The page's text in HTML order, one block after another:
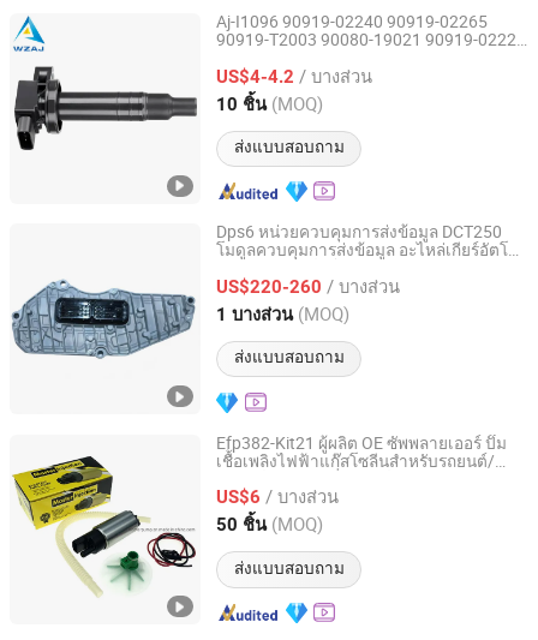
รถยนต์ ชิ้นส่วนรถยนต์ ล้อ
อัลลอยด์ ริมล้อ อลูมิเนียม
2022-2026
3.5'08-11 ที่ OEM 19010-
Aj-I1096 90919-02240 90919-02265
90919-T2003 90080-19021 90919-02229
Gn10312 5c1293ชิ้นส่วนรถยนต์
ระเบิด
US$4-4.2 / บางส่วน
10 ชิ้น (MOQ)
ส่งแบบสอบถาม
Wenzhou Ao-Jun Auto Parts Co., Ltd.
Zhejiang, China อัตราจาก 2021
Dps6 หน่วยควบคุมการส่งข้อมูล DCT250
โมดูลควบคุมการส่งข้อมูล อะไหล่เกียร์อัตโน
US$220-260 / บางส่วน
1 บางส่วน (MOQ)
ส่งแบบสอบถาม
Hangzhou Braider Auto Parts Co., Ltd.
Zhejiang, China อัตราจาก 2026
Efp382-Kit21 ผู้ผลิต OE ซัพพลายเออร์ ปั๊ม
เชื้อเพลิงไฟฟ้าแก๊สโซลีนสำหรับรถยนต์/
หมายเลข OE E2068 E8335 E8229
US$6 / บางส่วน
50 ชิ้น (MOQ)
ส่งแบบสอบถาม
ZHEJIANG MASTER INJECTION SYSTEM CO., LTD.
Zhejiang, China อัตราจาก 2020